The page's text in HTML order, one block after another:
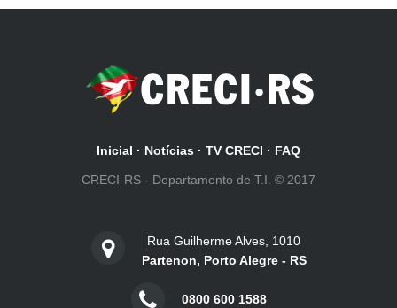
Inicial · Notícias · TV CRECI · FAQ
CRECI-RS - Departamento de T.I. © 2017
Rua Guilherme Alves, 1010
Partenon, Porto Alegre - RS
0800 600 1588